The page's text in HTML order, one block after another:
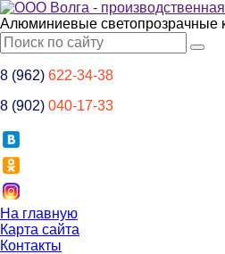
Алюминиевые светопрозрачные
8 (962) 622-34-38
8 (902) 040-17-33
На главную
Карта сайта
Контакты